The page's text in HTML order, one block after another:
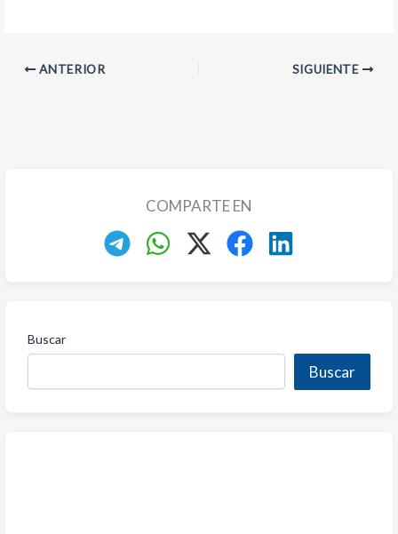
ANTERIOR SIGUIENTE
COMPARTE EN
Buscar
Buscar